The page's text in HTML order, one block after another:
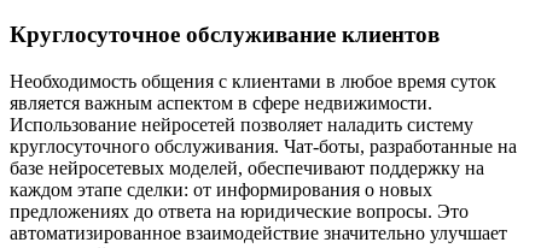
Круглосуточное обслуживание клиентов
Необходимость общения с клиентами в любое время суток
является важным аспектом в сфере недвижимости.
Использование нейросетей позволяет наладить систему
круглосуточного обслуживания. Чат-боты, разработанные на
базе нейросетевых моделей, обеспечивают поддержку на
каждом этапе сделки: от информирования о новых
предложениях до ответа на юридические вопросы. Это
автоматизированное взаимодействие значительно улучшает